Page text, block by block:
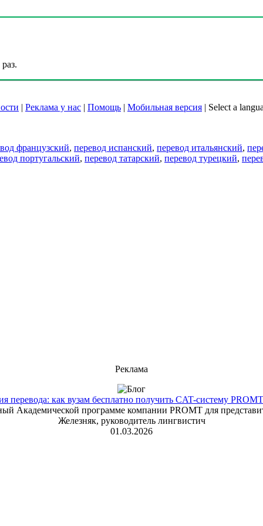
| Реклама у нас | Помощь | Мобильная версия | Select a
французский, перевод испанский, перевод итальянский,
португальский, перевод татарский, перевод турецкий,
Реклама
перевода: как вузам бесплатно получить CAT-систему
Академической программе компании PROMT для
Железняк, руководитель лингвистич
01.03.2026